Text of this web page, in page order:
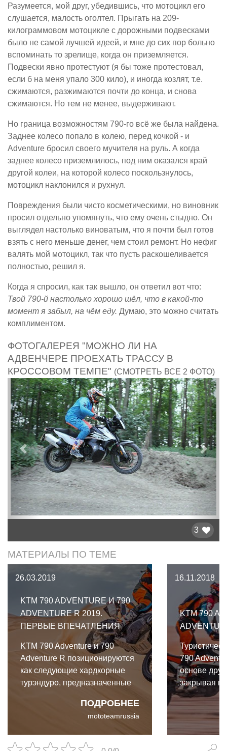
Разумеется, мой друг, убедившись, что мотоцикл его
слушается, малость оголтел. Прыгать на 209-
килограммовом мотоцикле с дорожными подвесками
было не самой лучшей идеей, и мне до сих пор больно
вспоминать то зрелище, когда он приземляется.
Подвески явно протестуют (я бы тоже протестовал,
если б на меня упало 300 кило), и иногда козлят, т.е.
сжимаются, разжимаются почти до конца, и снова
сжимаются. Но тем не менее, выдерживают.
Но граница возможностям 790-го всё же была найдена.
Заднее колесо попало в колею, перед кочкой - и
Adventure бросил своего мучителя на руль. А когда
заднее колесо приземлилось, под ним оказался край
другой колеи, на которой колесо поскользнулось,
мотоцикл наклонился и рухнул.
Повреждения были чисто косметическими, но виновник
просил отдельно упомянуть, что ему очень стыдно. Он
выглядел настолько виноватым, что я почти был готов
взять с него меньше денег, чем стоил ремонт. Но нефиг
валять мой мотоцикл, так что пусть раскошеливается
полностью, решил я.
Когда я спросил, как так вышло, он ответил вот что:
Твой 790-й настолько хорошо шёл, что в какой-то
момент я забыл, на чём еду. Думаю, это можно считать
комплиментом.
ФОТОГАЛЕРЕЯ "МОЖНО ЛИ НА
АДВЕНЧЕРЕ ПРОЕХАТЬ ТРАССУ В
КРОССОВОМ ТЕМПЕ" (СМОТРЕТЬ ВСЕ 2 ФОТО)
Предыдущий
3
МАТЕРИАЛЫ ПО ТЕМЕ
26.03.2019
KTM 790 ADVENTURE И 790
ADVENTURE R 2019.
ПЕРВЫЕ ВПЕЧАТЛЕНИЯ
ПОДРОБНЕЕ
KTM 790 Adventure и 790
Adventure R позиционируются
как следующие хардкорные
турэндуро, предназначенные
езды. И в свете скорого релиза
этих моделей мы никак не
провести тестовый заезд в
mototeamrussia
16.11.2018
KTM 790
790
основе
закрывая
ряда,
малыми
Enduro) и
(1090
Adventure)